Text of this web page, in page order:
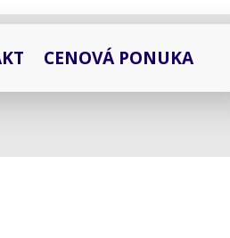
CENOVÁ PONUKA